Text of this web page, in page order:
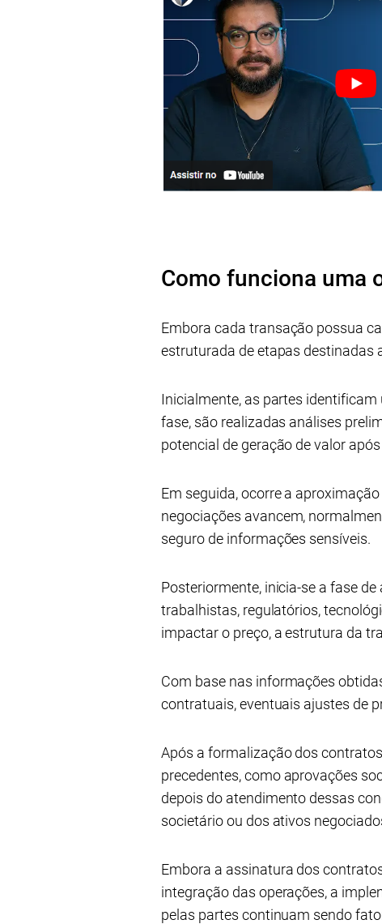
Como funciona uma
Embora cada transação possua
estruturada de etapas destinadas
Inicialmente, as partes
fase, são realizadas análises
potencial de geração de valor
Em seguida, ocorre a
negociações avancem,
seguro de informações sensíveis.
Posteriormente, inicia-se a fase
trabalhistas, regulatórios,
impactar o preço, a estrutura da
Com base nas informações
contratuais, eventuais ajustes de
Após a formalização dos
precedentes, como aprovações
depois do atendimento dessas
societário ou dos ativos
Embora a assinatura dos
integração das operações, a
pelas partes continuam sendo